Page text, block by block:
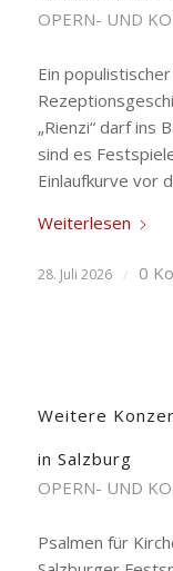
OPERN- UND
Ein
„Rienzi“ darf ins
sind es
Einlaufkurve vor
Weiterlesen
28. Juli 2026 / 0
Weitere
in Salzburg
OPERN- UND
Psalmen für